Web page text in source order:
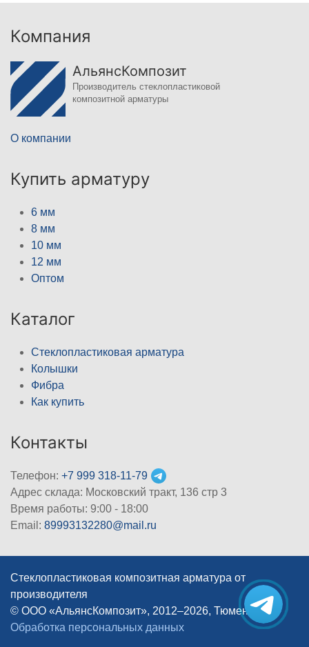
Компания
АльянсКомпозит
Производитель стеклопластиковой
композитной арматуры
О компании
Купить арматуру
6 мм
8 мм
10 мм
12 мм
Оптом
Каталог
Стеклопластиковая арматура
Колышки
Фибра
Как купить
Контакты
Телефон: +7 999 318-11-79
Адрес склада: Московский тракт, 136 стр 3
Время работы: 9:00 - 18:00
Email: 89993132280@mail.ru
Стеклопластиковая композитная арматура от
производителя
© ООО «АльянсКомпозит», 2012–2026, Тюмень |
Обработка персональных данных